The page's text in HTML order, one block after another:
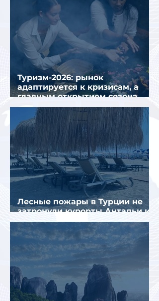
Туризм-2026: рынок
адаптируется к кризисам, а
главным открытием сезона
стал Вьетнам
Лесные пожары в Турции не
затронули курорты Антальи и
Муглы